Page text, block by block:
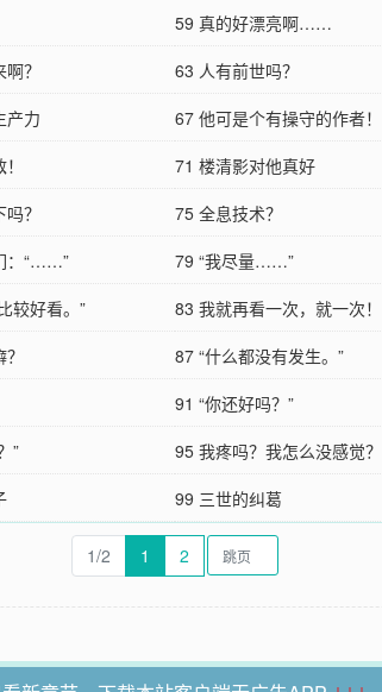
59 真的好漂亮啊……
？ 63 人有前世吗？
产力 67 他可是个有操守的作者！
71 楼清影对他真好
？ 75 全息技术？
：“……” 79 “我尽量……”
较好看。” 83 我就再看一次，就一次！
87 “什么都没有发生。”
91 “你还好吗？”
” 95 我疼吗？我怎么没感觉？
99 三世的纠葛
1/2 1 2